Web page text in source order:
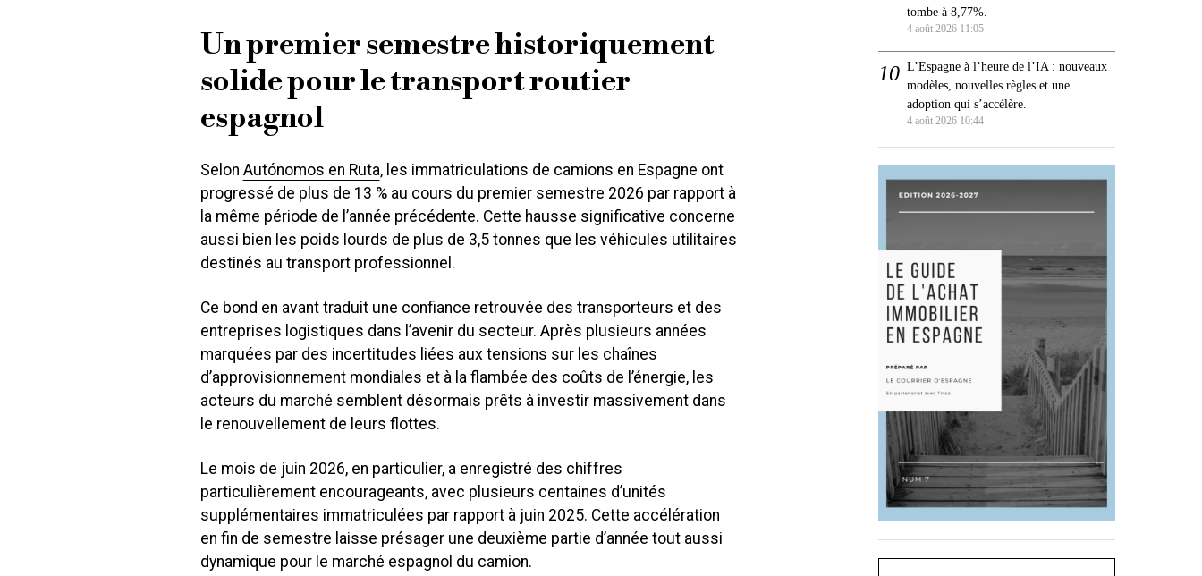
Un premier semestre historiquement
solide pour le transport routier
espagnol
Selon Autónomos en Ruta, les immatriculations de camions en Espagne ont
progressé de plus de 13 % au cours du premier semestre 2026 par rapport à
la même période de l’année précédente. Cette hausse significative concerne
aussi bien les poids lourds de plus de 3,5 tonnes que les véhicules utilitaires
destinés au transport professionnel.
Ce bond en avant traduit une confiance retrouvée des transporteurs et des
entreprises logistiques dans l’avenir du secteur. Après plusieurs années
marquées par des incertitudes liées aux tensions sur les chaînes
d’approvisionnement mondiales et à la flambée des coûts de l’énergie, les
acteurs du marché semblent désormais prêts à investir massivement dans
le renouvellement de leurs flottes.
Le mois de juin 2026, en particulier, a enregistré des chiffres
particulièrement encourageants, avec plusieurs centaines d’unités
supplémentaires immatriculées par rapport à juin 2025. Cette accélération
en fin de semestre laisse présager une deuxième partie d’année tout aussi
dynamique pour le marché espagnol du camion.
tombe à 8,77%.
4 août 2026 11:05
L’Espagne à l’heure de l’IA : nouveaux
modèles, nouvelles règles et une
adoption qui s’accélère.
4 août 2026 10:44